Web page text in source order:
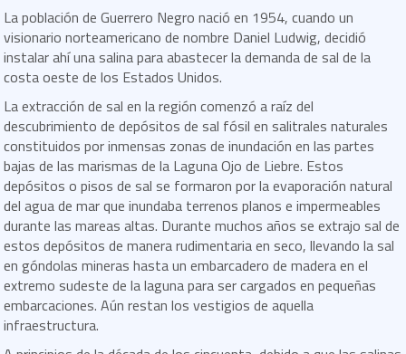
La población de Guerrero Negro nació en 1954, cuando un
visionario norteamericano de nombre Daniel Ludwig, decidió
instalar ahí una salina para abastecer la demanda de sal de la
costa oeste de los Estados Unidos.
La extracción de sal en la región comenzó a raíz del
descubrimiento de depósitos de sal fósil en salitrales naturales
constituidos por inmensas zonas de inundación en las partes
bajas de las marismas de la Laguna Ojo de Liebre. Estos
depósitos o pisos de sal se formaron por la evaporación natural
del agua de mar que inundaba terrenos planos e impermeables
durante las mareas altas. Durante muchos años se extrajo sal de
estos depósitos de manera rudimentaria en seco, llevando la sal
en góndolas mineras hasta un embarcadero de madera en el
extremo sudeste de la laguna para ser cargados en pequeñas
embarcaciones. Aún restan los vestigios de aquella
infraestructura.